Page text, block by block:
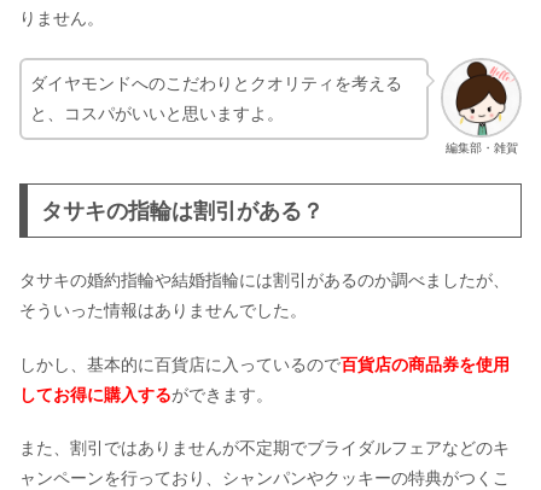
りません。
編集部・雑賀
ダイヤモンドへのこだわりとクオリティを考える
と、コスパがいいと思いますよ。
タサキの指輪は割引がある？
タサキの婚約指輪や結婚指輪には割引があるのか調べましたが、
そういった情報はありませんでした。
しかし、基本的に百貨店に入っているので百貨店の商品券を使用
してお得に購入するができます。
また、割引ではありませんが不定期でブライダルフェアなどのキ
ャンペーンを行っており、シャンパンやクッキーの特典がつくこ